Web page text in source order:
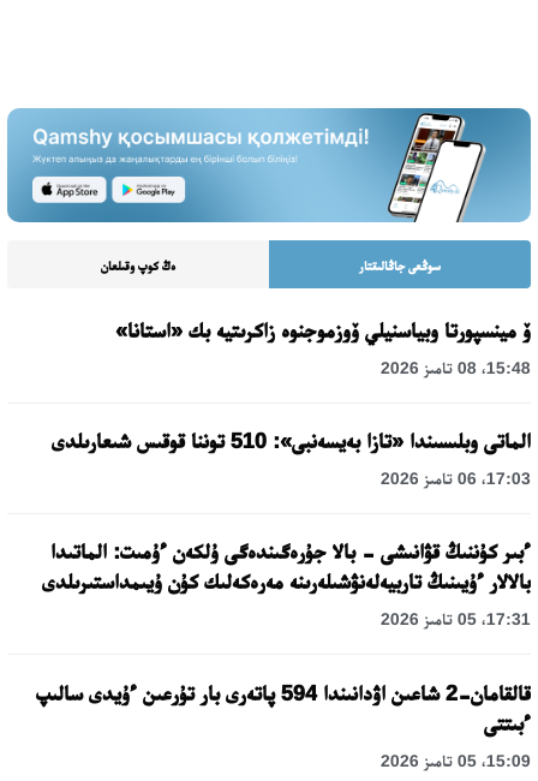
سوڭعى جاڭالىقتار ەڭ كوپ وقىلعان
ۆ مينسپورتا وبياسنيلي ۆوزموجنوە زاكرىتيە بك «استانا»
15:48، 08 تامىز 2026
الماتى وبلىسىندا «تازا بەيسەنبى»: 510 توننا قوقىس شىعارىلدى
17:03، 06 تامىز 2026
ءبىر كۇننىڭ قۋانىشى - بالا جۇرەگىندەگى ۇلكەن ءۇمىت: الماتىدا
بالالار ءۇيىنىڭ تاربيەلەنۋشىلەرىنە مەرەكەلىك كۇن ۇيىمداستىرىلدى
17:31، 05 تامىز 2026
قالقامان-2 شاعىن اۋدانىندا 594 پاتەرى بار تۇرعىن ءۇيدى سالىپ
ءبىتتى
15:09، 05 تامىز 2026